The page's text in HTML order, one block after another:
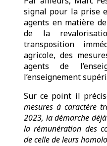
signal pour la prise
agents en matière
de la
transposition
agricole, des
agents de
l’enseignement
Sur ce point il
mesures à caractère
2023, la démarche
la rémunération des
de celle de leurs